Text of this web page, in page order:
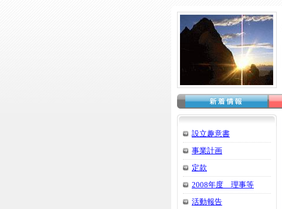
設立趣意書
事業計画
定款
2008年度 理事等
活動報告